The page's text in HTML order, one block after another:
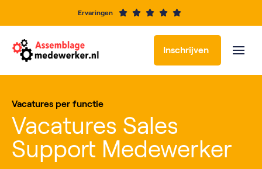
Ervaringen
Inschrijven
Vacatures per functie
Vacatures Sales
Support Medewerker